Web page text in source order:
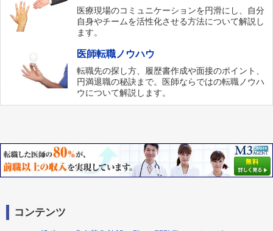
医療現場のコミュニケーションを円滑にし、自分
自身やチームを活性化させる方法について解説し
ます。
医師転職ノウハウ
転職先の探し方、履歴書作成や面接のポイント、
円満退職の秘訣まで。医師ならではの転職ノウハ
ウについて解説します。
コンテンツ